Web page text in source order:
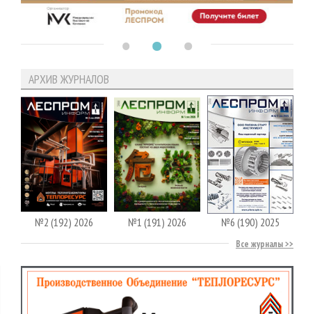
АРХИВ ЖУРНАЛОВ
№2 (192) 2026 №1 (191) 2026 №6 (190) 2025
Все журналы